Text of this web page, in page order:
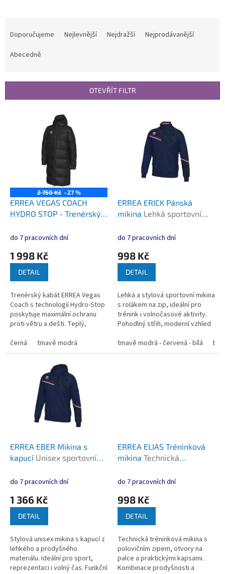
r
Doporučujeme Nejlevnější Nejdražší
Nejprodávanější
Abecedně
OTEVŘÍT FILTR
2 750 Kč –27 %
ERREA VEGAS COACH
HYDRO STOP - Trenérský
větru a dešti pro trenéry a
do 7 pracovních dní
1 998 Kč
DETAIL
Trenérský kabát ERREA Vegas
Coach s technologií Hydro-Stop
poskytuje maximální ochranu
proti větru a dešti. Teplý,
kapsy zajistí pohodlí i v...
černá tmavě modrá
ERREA ERICK Pánská
mikina Lehká sportovní
moderním designem
do 7 pracovních dní
998 Kč
DETAIL
Lehká a stylová sportovní mikina
s rolákem na zip, ideální pro
trénink i volnočasové aktivity.
Pohodlný střih, moderní vzhled
tmavě modrá - červená - bílá
ERREA EBER Mikina s
kapucí Unisex sportovní
trikotového materiálu
do 7 pracovních dní
1 366 Kč
DETAIL
Stylová unisex mikina s kapucí z
lehkého a prodyšného
materiálu. Ideální pro sport,
reprezentaci i volný čas. Funkční
ERREA ELIAS Tréninková
mikina Technická
polovičním zipem a otvory
do 7 pracovních dní
998 Kč
DETAIL
Technická tréninková mikina s
polovičním zipem, otvory na
palce a praktickými kapsami.
Kombinace prodyšnosti a